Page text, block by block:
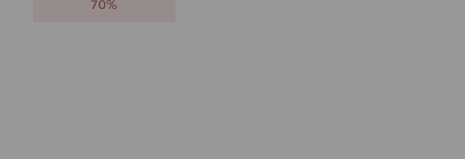
70%